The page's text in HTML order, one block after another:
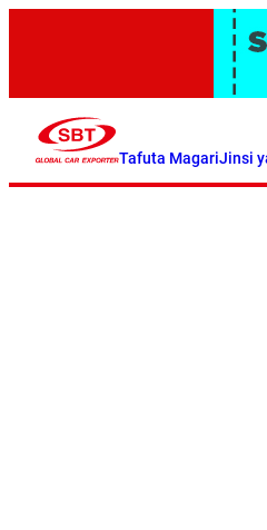
Tafuta MagariJinsi